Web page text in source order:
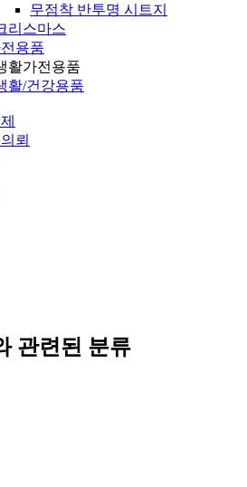
무점착 반투명 시트지
리스마스
용품
활가전용품
활/건강용품
뢰
관련된 분류